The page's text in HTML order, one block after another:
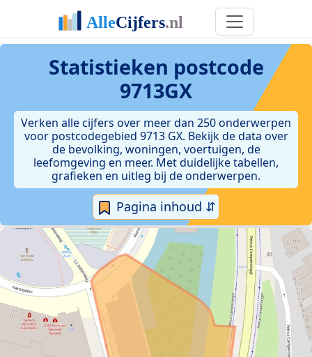
Statistieken postcode
9713GX
Verken alle cijfers over meer dan 250 onderwerpen
voor postcodegebied 9713 GX. Bekijk de data over
de bevolking, woningen, voertuigen, de
leefomgeving en meer. Met duidelijke tabellen,
grafieken en uitleg bij de onderwerpen.
Pagina inhoud ⇵